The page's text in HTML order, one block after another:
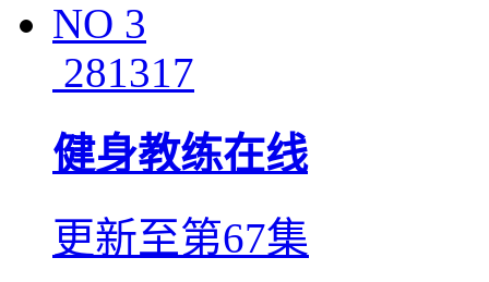
NO 3
281317
健身教练在线
更新至第67集